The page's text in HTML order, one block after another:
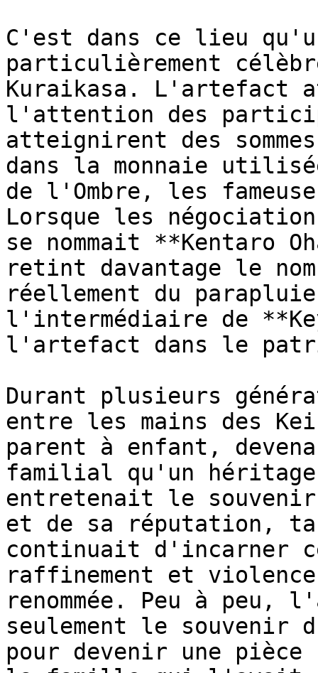
C'est dans ce lieu
particulièrement
Kuraikasa. L'artefact
l'attention des
atteignirent des
dans la monnaie
de l'Ombre, les
Lorsque les
se nommait **Kentaro
retint davantage le
réellement du
l'intermédiaire de
l'artefact dans le
Durant plusieurs
entre les mains des
parent à enfant,
familial qu'un héritage
entretenait le souvenir
et de sa réputation,
continuait d'incarner
raffinement et
renommée. Peu à
seulement le souvenir
pour devenir une